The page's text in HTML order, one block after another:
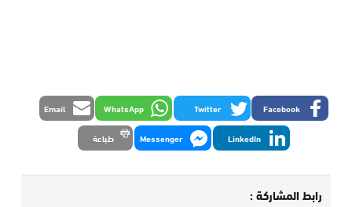
Facebook
Twitter
WhatsApp
Email
LinkedIn
Messenger طباعة
رابط المشاركة :